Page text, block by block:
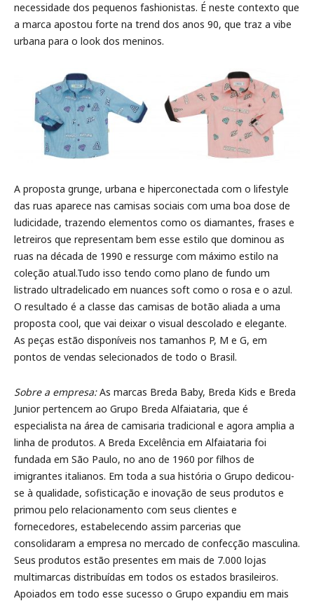
necessidade dos pequenos fashionistas. É neste contexto que
a marca apostou forte na trend dos anos 90, que traz a vibe
urbana para o look dos meninos.
A proposta grunge, urbana e hiperconectada com o lifestyle
das ruas aparece nas camisas sociais com uma boa dose de
ludicidade, trazendo elementos como os diamantes, frases e
letreiros que representam bem esse estilo que dominou as
ruas na década de 1990 e ressurge com máximo estilo na
coleção atual.Tudo isso tendo como plano de fundo um
listrado ultradelicado em nuances soft como o rosa e o azul.
O resultado é a classe das camisas de botão aliada a uma
proposta cool, que vai deixar o visual descolado e elegante.
As peças estão disponíveis nos tamanhos P, M e G, em
pontos de vendas selecionados de todo o Brasil.
Sobre a empresa:As marcas Breda Baby, Breda Kids e Breda
Junior pertencem ao Grupo Breda Alfaiataria, que é
especialista na área de camisaria tradicional e agora amplia a
linha de produtos. A Breda Excelência em Alfaiataria foi
fundada em São Paulo, no ano de 1960 por filhos de
imigrantes italianos. Em toda a sua história o Grupo dedicou-
se à qualidade, sofisticação e inovação de seus produtos e
primou pelo relacionamento com seus clientes e
fornecedores, estabelecendo assim parcerias que
consolidaram a empresa no mercado de confecção masculina.
Seus produtos estão presentes em mais de 7.000 lojas
multimarcas distribuídas em todos os estados brasileiros.
Apoiados em todo esse sucesso o Grupo expandiu em mais